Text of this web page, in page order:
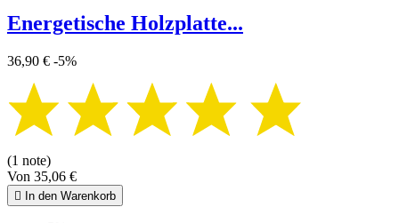
Energetische Holzplatte...
36,90 € -5%
(1 note)
Von 35,06 €
 In den Warenkorb